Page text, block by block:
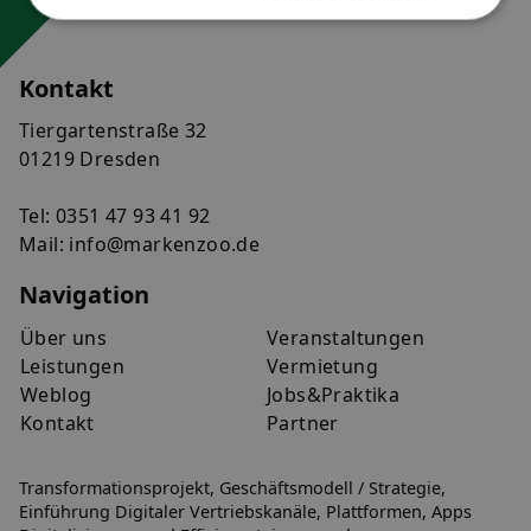
Kontakt
Tiergartenstraße 32
01219 Dresden
Tel:0351 47 93 41 92
Mail: info@markenzoo.de
Navigation
Über uns
Leistungen
Weblog
Kontakt
Veranstaltungen
Vermietung
Jobs&Praktika
Partner
Transformationsprojekt, Geschäftsmodell / Strategie,
Einführung Digitaler Vertriebskanäle, Plattformen, Apps